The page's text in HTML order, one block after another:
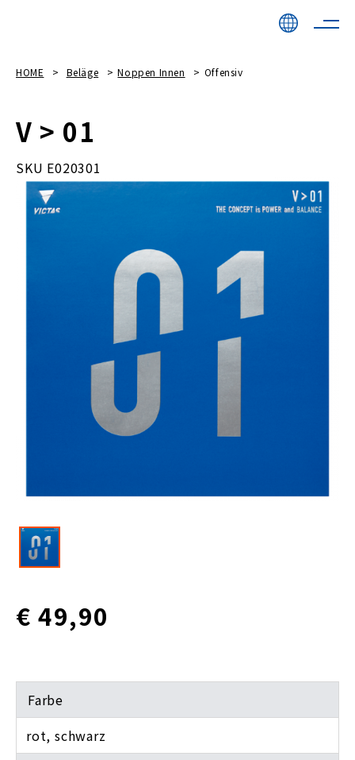
HOME Beläge Noppen Innen Offensiv
V > 01
SKU E020301
€ 49,90
Farbe
rot, schwarz